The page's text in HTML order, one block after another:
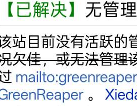
【已解决】 无管
站目前没有活跃的
欠佳，或无法管理
。